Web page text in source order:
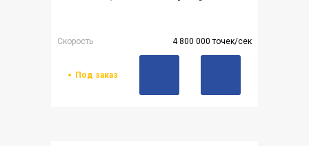
Скорость 4 800 000 точек/сек
Под заказ